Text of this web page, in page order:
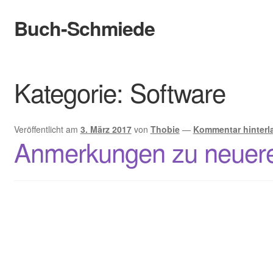
Zur
Navigation
Zum
Inhalt
Buch-Schmiede
Cookie-Richtlinie (EU)
Datenschutzerklärung
Infos
Kategorie: Software
Veröffentlicht am 3. März 2017 von Thobie — Kommentar
Anmerkungen zu